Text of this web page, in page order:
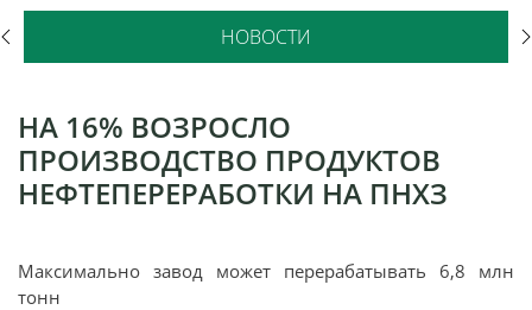
НОВОСТИ
НА 16% ВОЗРОСЛО
ПРОИЗВОДСТВО ПРОДУКТОВ
НЕФТЕПЕРЕРАБОТКИ НА ПНХЗ
Максимально завод может перерабатывать 6,8 млн
тонн